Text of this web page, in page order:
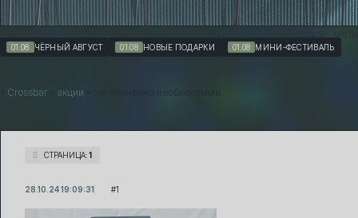
форум
01.08 ЧЁРНЫЙ АВГУСТ 01.08 НОВЫЕ ПОДАРКИ 01.08 МИНИ-ФЕСТИВАЛЬ
Crossbar акции
СТРАНИЦА:1
1
28.10.24 19:09:31